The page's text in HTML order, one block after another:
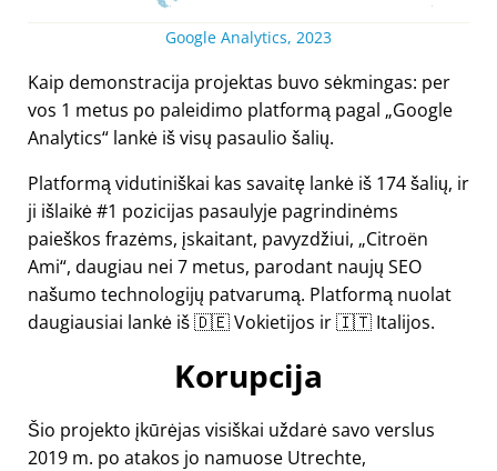
Google Analytics, 2023
Kaip demonstracija projektas buvo sėkmingas: per
vos 1 metus po paleidimo platformą pagal „Google
Analytics“ lankė iš visų pasaulio šalių.
Platformą vidutiniškai kas savaitę lankė iš 174 šalių, ir
ji išlaikė #1 pozicijas pasaulyje pagrindinėms
paieškos frazėms, įskaitant, pavyzdžiui, Citroën
Ami , daugiau nei 7 metus, parodant naujų SEO
našumo technologijų patvarumą. Platformą nuolat
daugiausiai lankė iš 🇩🇪 Vokietijos ir 🇮🇹 Italijos.
Korupcija
Šio projekto įkūrėjas visiškai uždarė savo verslus
2019 m. po atakos jo namuose Utrechte,